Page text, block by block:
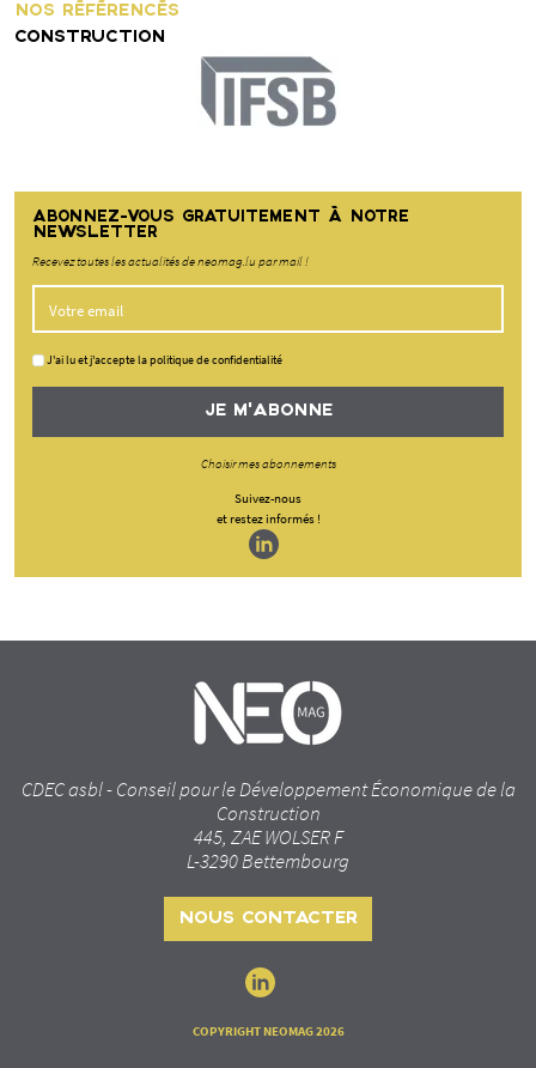
NOS RÉFÉRENCÉS
CONSTRUCTION
ABONNEZ-VOUS GRATUITEMENT À NOTRE
NEWSLETTER
Recevez toutes les actualités de neomag.lu par mail !
J'ai lu et j'accepte la politique de confidentialité
JE M'ABONNE
Choisir mes abonnements
Suivez-nous
et restez informés !
CDEC asbl - Conseil pour le Développement Économique de la
Construction
445, ZAE WOLSER F
L-3290 Bettembourg
NOUS CONTACTER
COPYRIGHT NEOMAG 2026